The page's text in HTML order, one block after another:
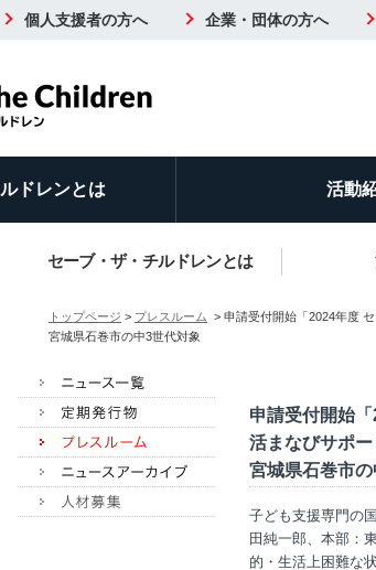
個人支援者の方へ 企業・団体の方へ
ドレンとは 活動
セーブ・ザ・チルドレンとは
トップページ > プレスルーム > 申請受付開始「2024年度
宮城県石巻市の中3世代対象
申請受付開始
活まなびサポー
宮城県石巻市
子ども支援専門の
田純一郎、本部：
的・生活上困難な